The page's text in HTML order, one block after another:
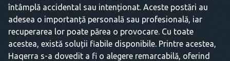
întâmplă accidental sau intenționat. Aceste postări au
adesea o importanță personală sau profesională, iar
recuperarea lor poate părea o provocare. Cu toate
acestea, există soluții fiabile disponibile. Printre acestea,
Haqerra s-a dovedit a fi o alegere remarcabilă, oferind